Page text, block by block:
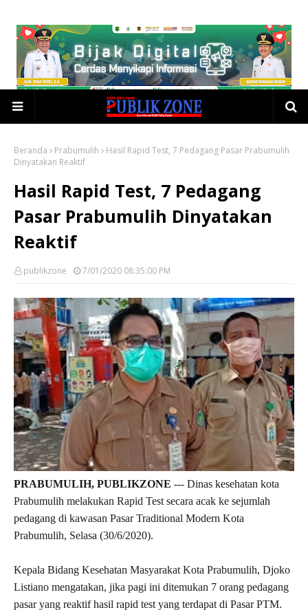
Beranda Prabumulih
Hasil Rapid Test, 7 Pedagang Pasar Prabumulih
Dinyatakan Reaktif
Hasil Rapid Test, 7 Pedagang
Pasar Prabumulih Dinyatakan
Reaktif
publikzone 7/01/2020 08:35:00 PM
PRABUMULIH, PUBLIKZONE --- Dinas kesehatan kota
Prabumulih melakukan Rapid Test secara acak ke sejumlah
pedagang di kawasan Pasar Traditional Modern Kota
Prabumulih, Selasa (30/6/2020).
Kepala Bidang Kesehatan Masyarakat Kota Prabumulih, Djoko
Listiano mengatakan, jika pagi ini ditemukan 7 orang pedagang
pasar yang reaktif hasil rapid test yang terdapat di Pasar PTM.